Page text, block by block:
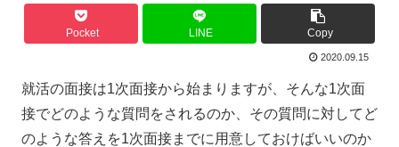
Pocket LINE Copy
2020.09.15
就活の面接は1次面接から始まりますが、そんな1次面
接でどのような質問をされるのか、その質問に対してど
のような答えを1次面接までに用意しておけばいいのか